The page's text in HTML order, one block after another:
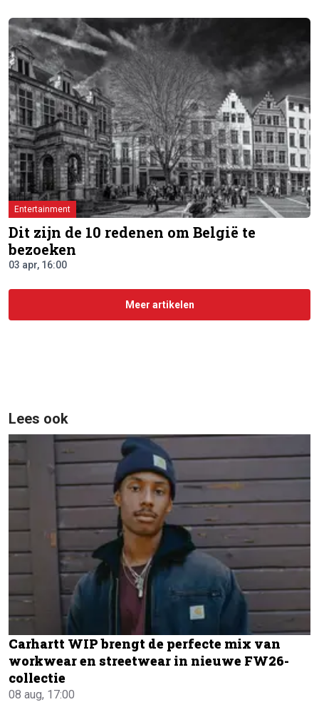
Entertainment
Dit zijn de 10 redenen om België te
bezoeken
03 apr, 16:00
Meer artikelen
Lees ook
Carhartt WIP brengt de perfecte mix van
workwear en streetwear in nieuwe FW26-
collectie
08 aug, 17:00